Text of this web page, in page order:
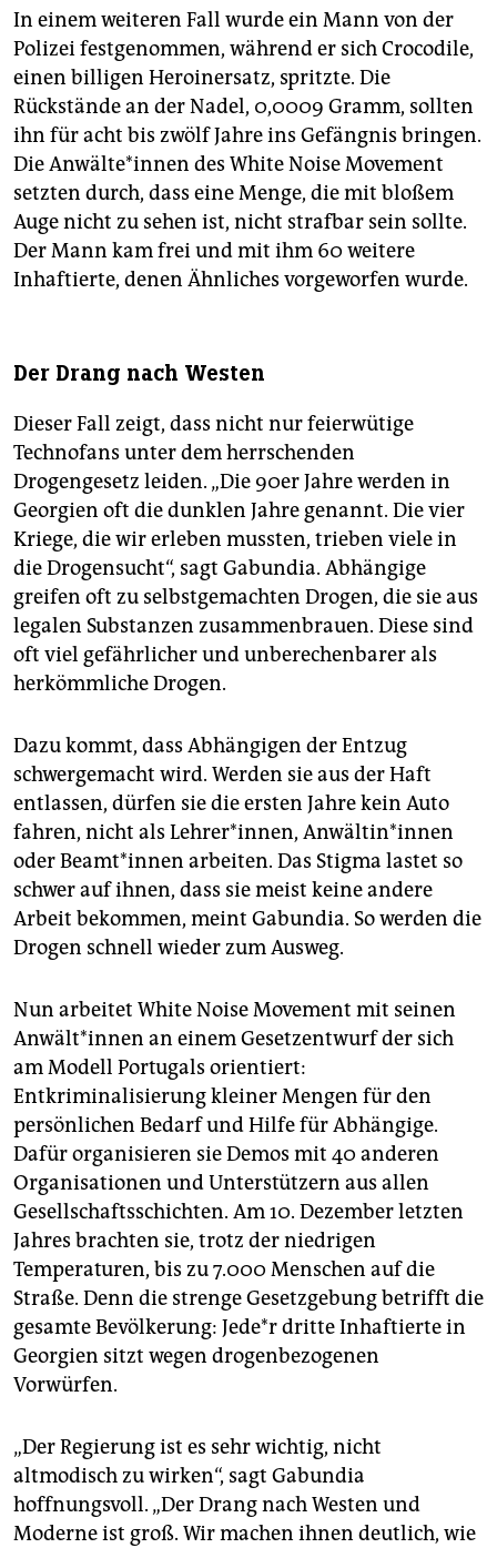
In einem weiteren Fall wurde ein Mann von der
Polizei festgenommen, während er sich Crocodile,
einen billigen Heroinersatz, spritzte. Die
Rückstände an der Nadel, 0,0009 Gramm, sollten
ihn für acht bis zwölf Jahre ins Gefängnis bringen.
Die Anwälte*innen des White Noise Movement
setzten durch, dass eine Menge, die mit bloßem
Auge nicht zu sehen ist, nicht strafbar sein sollte.
Der Mann kam frei und mit ihm 60 weitere
Inhaftierte, denen Ähnliches vorgeworfen wurde.
Der Drang nach Westen
Dieser Fall zeigt, dass nicht nur feierwütige
Technofans unter dem herrschenden
Drogengesetz leiden. „Die 90er Jahre werden in
Georgien oft die dunklen Jahre genannt. Die vier
Kriege, die wir erleben mussten, trieben viele in
die Drogensucht“, sagt Gabundia. Abhängige
greifen oft zu selbstgemachten Drogen, die sie aus
legalen Substanzen zusammenbrauen. Diese sind
oft viel gefährlicher und unberechenbarer als
herkömmliche Drogen.
Dazu kommt, dass Abhängigen der Entzug
schwergemacht wird. Werden sie aus der Haft
entlassen, dürfen sie die ersten Jahre kein Auto
fahren, nicht als Lehrer*innen, Anwältin*innen
oder Beamt*innen arbeiten. Das Stigma lastet so
schwer auf ihnen, dass sie meist keine andere
Arbeit bekommen, meint Gabundia. So werden die
Drogen schnell wieder zum Ausweg.
Nun arbeitet White Noise Movement mit seinen
Anwält*innen an einem Gesetzentwurf der sich
am Modell Portugals orientiert:
Entkriminalisierung kleiner Mengen für den
persönlichen Bedarf und Hilfe für Abhängige.
Dafür organisieren sie Demos mit 40 anderen
Organisationen und Unterstützern aus allen
Gesellschaftsschichten. Am 10. Dezember letzten
Jahres brachten sie, trotz der niedrigen
Temperaturen, bis zu 7.000 Menschen auf die
Straße. Denn die strenge Gesetzgebung betrifft die
gesamte Bevölkerung: Jede*r dritte Inhaftierte in
Georgien sitzt wegen drogenbezogenen
Vorwürfen.
„Der Regierung ist es sehr wichtig, nicht
altmodisch zu wirken“, sagt Gabundia
hoffnungsvoll. „Der Drang nach Westen und
Moderne ist groß. Wir machen ihnen deutlich, wie